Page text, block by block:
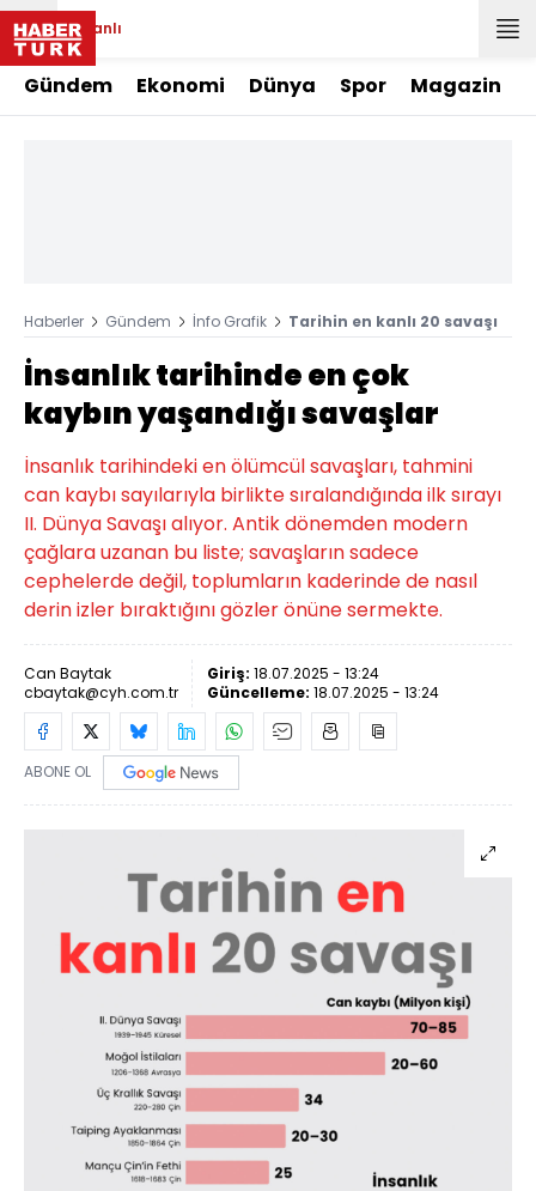
Canlı
Gündem Ekonomi Dünya Spor Magazin
Haberler Gündem İnfo Grafik Tarihin en kanlı 20 savaşı
İnsanlık tarihinde en çok
kaybın yaşandığı savaşlar
İnsanlık tarihindeki en ölümcül savaşları, tahmini
can kaybı sayılarıyla birlikte sıralandığında ilk sırayı
II. Dünya Savaşı alıyor. Antik dönemden modern
çağlara uzanan bu liste; savaşların sadece
cephelerde değil, toplumların kaderinde de nasıl
derin izler bıraktığını gözler önüne sermekte.
Can Baytak
cbaytak@cyh.com.tr
Giriş: 18.07.2025 - 13:24
Güncelleme: 18.07.2025 - 13:24
ABONE OL